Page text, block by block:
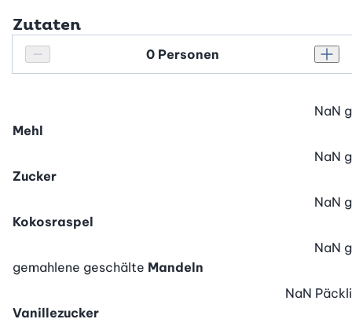
Zutaten
Personenanzahl verringern
Personenanzahl
Mehl
NaN g
Zucker
NaN g
Kokosraspel
NaN g
gemahlene geschälte Mandeln
NaN g
Vanillezucker
NaN Päckli